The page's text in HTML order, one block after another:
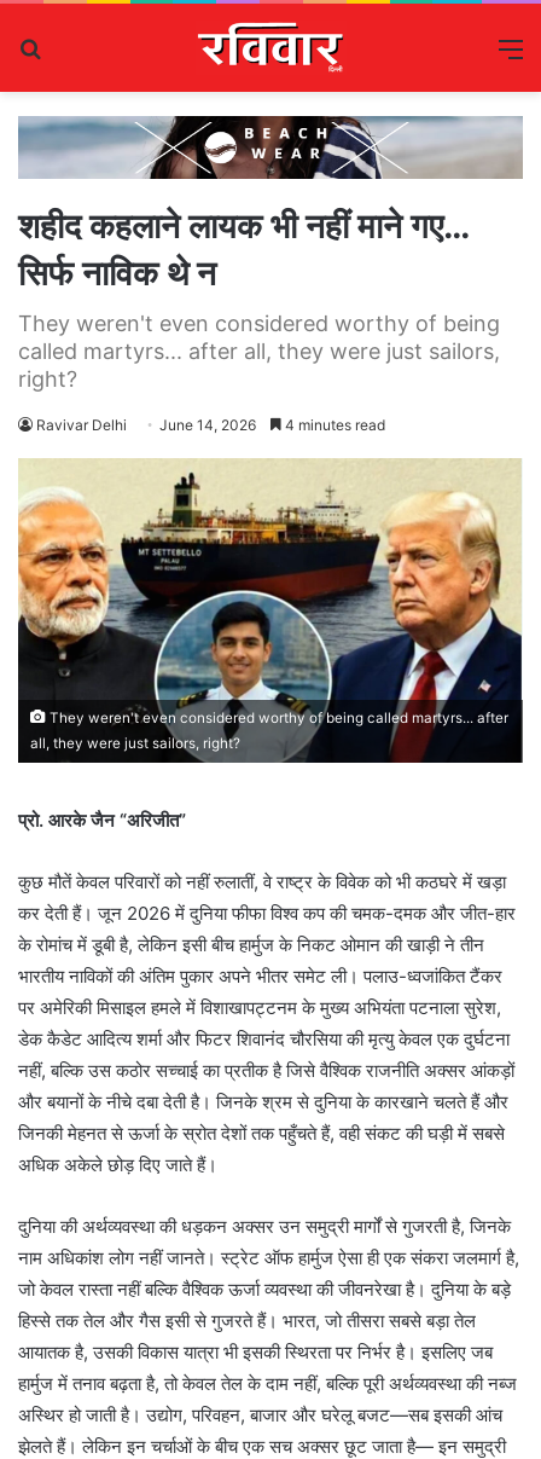
शहीद कहलाने लायक भी नहीं माने गए…
सिर्फ नाविक थे न
They weren't even considered worthy of being
called martyrs... after all, they were just sailors,
right?
Ravivar Delhi June 14, 2026 4 minutes read
They weren't even considered worthy of being called martyrs... after
all, they were just sailors, right?
प्रो. आरके जैन “अरिजीत”
कुछ मौतें केवल परिवारों को नहीं रुलातीं, वे राष्ट्र के विवेक को भी कठघरे में खड़ा
कर देती हैं। जून 2026 में दुनिया फीफा विश्व कप की चमक-दमक और जीत-हार
के रोमांच में डूबी है, लेकिन इसी बीच हार्मुज के निकट ओमान की खाड़ी ने तीन
भारतीय नाविकों की अंतिम पुकार अपने भीतर समेट ली। पलाउ-ध्वजांकित टैंकर
पर अमेरिकी मिसाइल हमले में विशाखापट्टनम के मुख्य अभियंता पटनाला सुरेश,
डेक कैडेट आदित्य शर्मा और फिटर शिवानंद चौरसिया की मृत्यु केवल एक दुर्घटना
नहीं, बल्कि उस कठोर सच्चाई का प्रतीक है जिसे वैश्विक राजनीति अक्सर आंकड़ों
और बयानों के नीचे दबा देती है। जिनके श्रम से दुनिया के कारखाने चलते हैं और
जिनकी मेहनत से ऊर्जा के स्रोत देशों तक पहुँचते हैं, वही संकट की घड़ी में सबसे
अधिक अकेले छोड़ दिए जाते हैं।
दुनिया की अर्थव्यवस्था की धड़कन अक्सर उन समुद्री मार्गों से गुजरती है, जिनके
नाम अधिकांश लोग नहीं जानते। स्ट्रेट ऑफ हार्मुज ऐसा ही एक संकरा जलमार्ग है,
जो केवल रास्ता नहीं बल्कि वैश्विक ऊर्जा व्यवस्था की जीवनरेखा है। दुनिया के बड़े
हिस्से तक तेल और गैस इसी से गुजरते हैं। भारत, जो तीसरा सबसे बड़ा तेल
आयातक है, उसकी विकास यात्रा भी इसकी स्थिरता पर निर्भर है। इसलिए जब
हार्मुज में तनाव बढ़ता है, तो केवल तेल के दाम नहीं, बल्कि पूरी अर्थव्यवस्था की नब्ज
अस्थिर हो जाती है। उद्योग, परिवहन, बाजार और घरेलू बजट—सब इसकी आंच
झेलते हैं। लेकिन इन चर्चाओं के बीच एक सच अक्सर छूट जाता है— इन समुद्री